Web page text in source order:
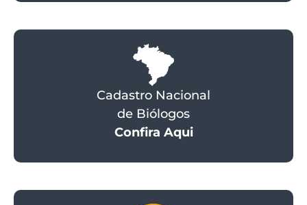
Cadastro Nacional
de Biólogos
Confira Aqui